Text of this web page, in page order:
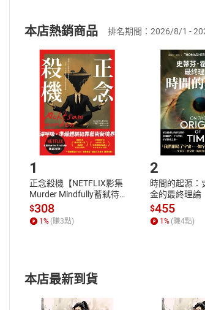
(二)消費者訂購本店鋪之商品即代
且已下載/存取電子書，不得請求退
退貨方式：您欲取消訂單或辦理退
貨」，本店鋪將依您的申請進行審
請注意，樂天市場須以整筆訂單為
挑選商品
Choose
放
購書後，如何開始使用？
Step1.選擇閱讀載具
本店熱銷商品 排名期間：2026/8/1 -
1
正念殺機【NETFLIX影集
Murder Mindfully蓄弒待
發】【電子書】
$308
1 % (賺3點)
2
時間的起源：
金的最終理論
$455
1 % (賺4點)
本店最新到貨